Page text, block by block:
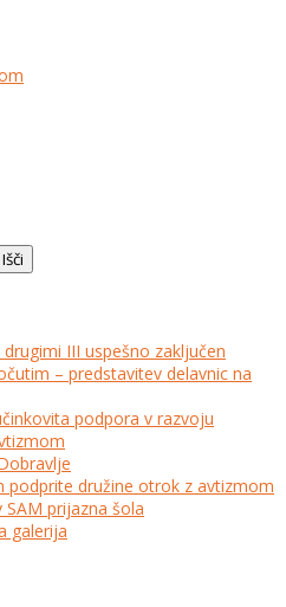
III uspešno zaključen
– predstavitev delavnic na
podpora v razvoju
podprite družine otrok z avtizmom
prijazna šola
galerija